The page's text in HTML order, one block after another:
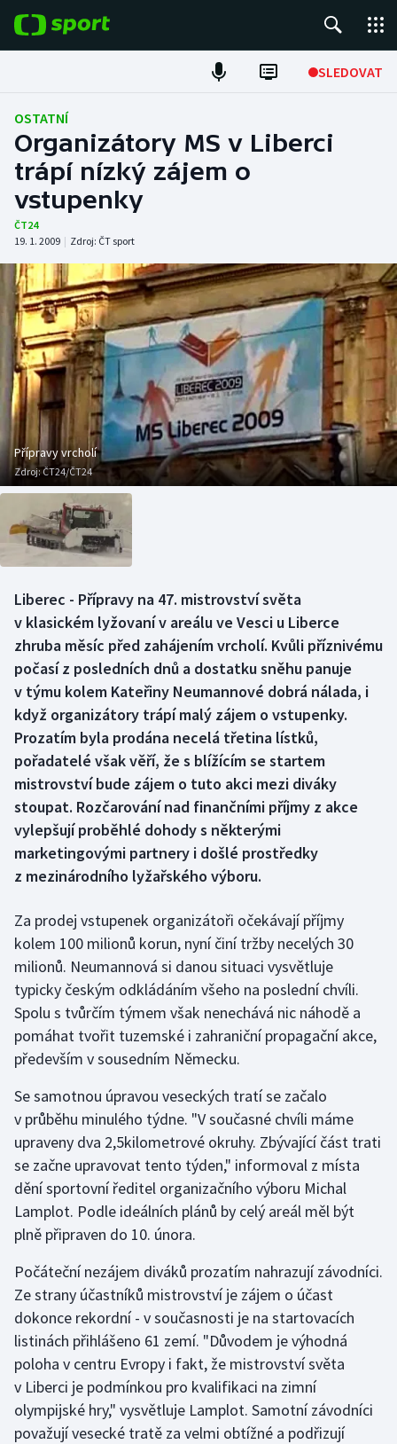
SLEDOVAT
Fotbal
Hokej
Tenis
Atletika
Cyklistika
DALŠÍ SPORTY
Americký fotbal
Baseball a softbal
Basketbal
Biatlon
Boby a skeleton
Curling
Dostihy
Florbal
Futsal
Golf
Gymnastika
Házená
Jezdectví
Judo
Krasobruslení
Lezení
Lyže a snowboard
Moderní pětiboj
Motorsport
Olympijské hry
Parasport
Plavání
Plážový volejbal
Ragby
Rychlobruslení
NEPŘEHLÉDNĚTE
Soutěže
Historické návraty
Aplikace ČT sport
AZ kvíz
OSTATNÍ
Organizátory MS v Liberci
trápí nízký zájem o
vstupenky
ČT24
19. 1. 2009 | Zdroj: ČT sport
Přípravy vrcholí
Zdroj:ČT24/ČT24
Liberec - Přípravy na 47. mistrovství světa
v klasickém lyžovaní v areálu ve Vesci u Liberce
zhruba měsíc před zahájením vrcholí. Kvůli příznivému
počasí z posledních dnů a dostatku sněhu panuje
v týmu kolem Kateřiny Neumannové dobrá nálada, i
když organizátory trápí malý zájem o vstupenky.
Prozatím byla prodána necelá třetina lístků,
pořadatelé však věří, že s blížícím se startem
mistrovství bude zájem o tuto akci mezi diváky
stoupat. Rozčarování nad finančními příjmy z akce
vylepšují proběhlé dohody s některými
marketingovými partnery i došlé prostředky
z mezinárodního lyžařského výboru.
Za prodej vstupenek organizátoři očekávají příjmy
kolem 100 milionů korun, nyní činí tržby necelých 30
milionů. Neumannová si danou situaci vysvětluje
typicky českým odkládáním všeho na poslední chvíli.
Spolu s tvůrčím týmem však nenechává nic náhodě a
pomáhat tvořit tuzemské i zahraniční propagační akce,
především v sousedním Německu.
Se samotnou úpravou veseckých tratí se začalo
v průběhu minulého týdne. "V současné chvíli máme
upraveny dva 2,5kilometrové okruhy. Zbývající část trati
se začne upravovat tento týden," informoval z místa
dění sportovní ředitel organizačního výboru Michal
Lamplot. Podle ideálních plánů by celý areál měl být
plně připraven do 10. února.
Počáteční nezájem diváků prozatím nahrazují závodníci.
Ze strany účastníků mistrovství je zájem o účast
dokonce rekordní - v současnosti je na startovacích
listinách přihlášeno 61 zemí. "Důvodem je výhodná
poloha v centru Evropy i fakt, že mistrovství světa
v Liberci je podmínkou pro kvalifikaci na zimní
olympijské hry," vysvětluje Lamplot. Samotní závodníci
považují vesecké tratě za velmi obtížné a podřizují